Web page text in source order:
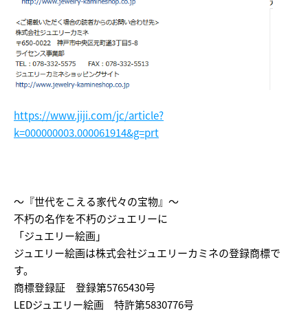
https://www.jiji.com/jc/article?
k=000000003.000061914&g=prt
～『世代をこえる家代々の宝物』～
不朽の名作を不朽のジュエリーに
「ジュエリー絵画」
ジュエリー絵画は株式会社ジュエリーカミネの登録商標で
す。
商標登録証 登録第5765430号
LEDジュエリー絵画 特許第5830776号